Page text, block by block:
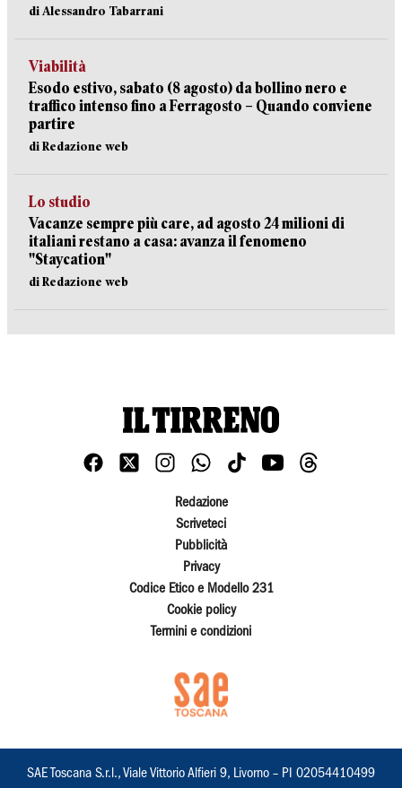
di Alessandro Tabarrani
Viabilità
Esodo estivo, sabato (8 agosto) da bollino nero e
traffico intenso fino a Ferragosto – Quando conviene
partire
di Redazione web
Lo studio
Vacanze sempre più care, ad agosto 24 milioni di
italiani restano a casa: avanza il fenomeno
"Staycation"
di Redazione web
Redazione
Scriveteci
Pubblicità
Privacy
Codice Etico e Modello 231
Cookie policy
Termini e condizioni
SAE Toscana S.r.l., Viale Vittorio Alfieri 9, Livorno – PI 02054410499